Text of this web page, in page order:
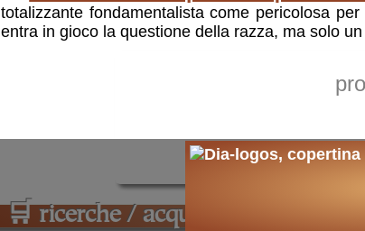
totalizzante fondamentalista come pericolosa
entra in gioco la questione della razza, ma solo
Il
🛒 ricerche / acquisti